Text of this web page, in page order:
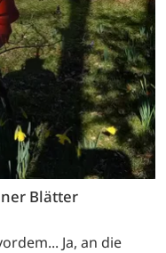
Blätter
Ja, an die